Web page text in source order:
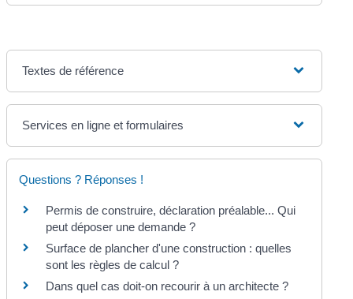
Textes de référence
Services en ligne et formulaires
Questions ? Réponses !
Permis de construire, déclaration préalable... Qui
peut déposer une demande ?
Surface de plancher d'une construction : quelles
sont les règles de calcul ?
Dans quel cas doit-on recourir à un architecte ?